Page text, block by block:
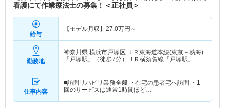
看護にて作業療法士の募集！＜正社員＞
給与
【モデル月収】 27.0万円～
勤務地
神奈川県 横浜市戸塚区 ＪＲ東海道本線(東京－熱海)
「戸塚駅」（徒歩7分）ＪＲ横須賀線「戸塚駅」
仕事内容
■訪問リハビリ業務全般 ・在宅の患者宅へ訪問 ・1
回のサービスは通常1時間ほど…